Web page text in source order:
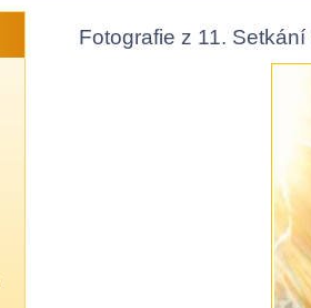
Fotografie z 11.